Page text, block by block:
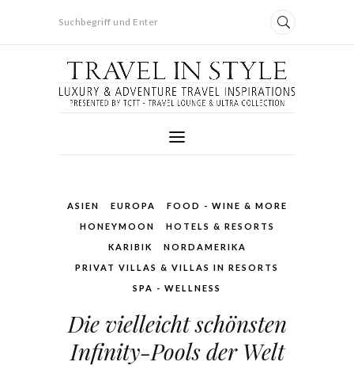
Suchbegriff und Enter
ASIEN EUROPA
FOOD - WINE & MORE
HONEYMOON
HOTELS & RESORTS
KARIBIK
NORDAMERIKA
PRIVAT VILLAS & VILLAS IN RESORTS
SPA - WELLNESS
Die vielleicht schönsten
Infinity-Pools der Welt